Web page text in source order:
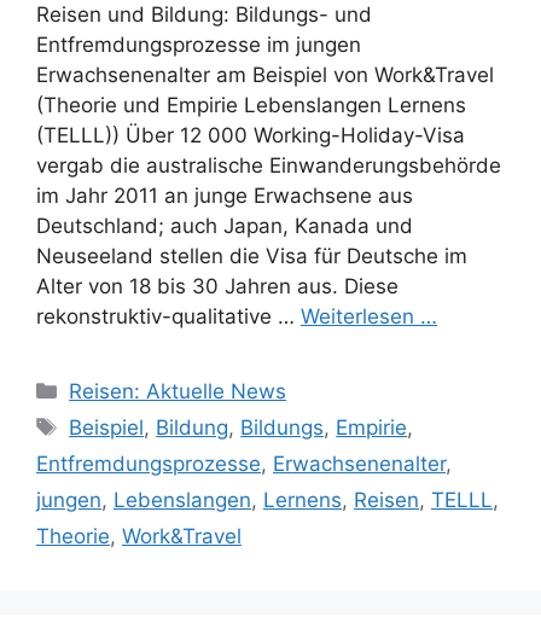
Reisen und Bildung: Bildungs- und
Entfremdungsprozesse im jungen
Erwachsenenalter am Beispiel von Work&Travel
(Theorie und Empirie Lebenslangen Lernens
(TELLL)) Über 12 000 Working-Holiday-Visa
vergab die australische Einwanderungsbehörde
im Jahr 2011 an junge Erwachsene aus
Deutschland; auch Japan, Kanada und
Neuseeland stellen die Visa für Deutsche im
Alter von 18 bis 30 Jahren aus. Diese
rekonstruktiv-qualitative … Weiterlesen …
Kategorien
Reisen: Aktuelle News
Schlagwörter
Beispiel, Bildung, Bildungs, Empirie,
Entfremdungsprozesse, Erwachsenenalter,
jungen, Lebenslangen, Lernens, Reisen, TELLL,
Theorie, Work&Travel